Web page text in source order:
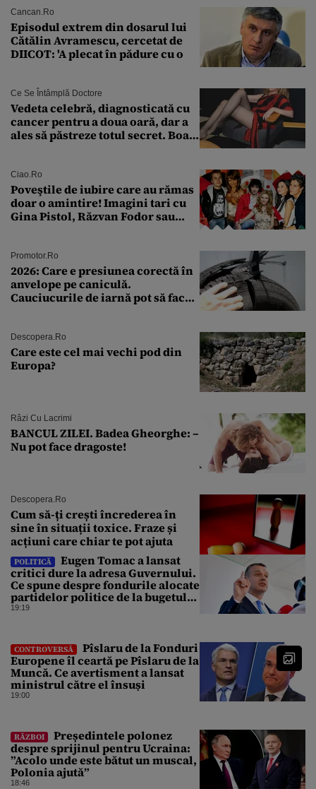
Cancan.ro
Episodul extrem din dosarul lui
Cătălin Avramescu, cercetat de
DIICOT: 'A plecat în pădure cu o
Ce Se Întâmplă Doctore
Vedeta celebră, diagnosticată cu
cancer pentru a doua oară, dar a
ales să păstreze totul secret. Boala
Ciao.ro
Poveştile de iubire care au rămas
doar o amintire! Imagini tari cu
Gina Pistol, Răzvan Fodor sau
Promotor.ro
2026: Care e presiunea corectă în
anvelope pe caniculă.
Cauciucurile de iarnă pot să facă
Descopera.ro
Care este cel mai vechi pod din
Europa?
Râzi Cu Lacrimi
BANCUL ZILEI. Badea Gheorghe: –
Nu pot face dragoste!
Descopera.ro
Cum să-ți crești încrederea în
sine în situații toxice. Fraze și
acțiuni care chiar te pot ajuta
POLITICĂ
Eugen Tomac a lansat
critici dure la adresa Guvernului.
Ce spune despre fondurile alocate
partidelor politice de la bugetul
de stat
19:19
CONTROVERSĂ
Pîslaru de la Fonduri
Europene îl ceartă pe Pîslaru de la
Muncă. Ce avertisment a lansat
ministrul către el însuși
19:00
RĂZBOI
Președintele polonez
despre sprijinul pentru Ucraina:
”Acolo unde este bătut un muscal,
Polonia ajută”
18:46